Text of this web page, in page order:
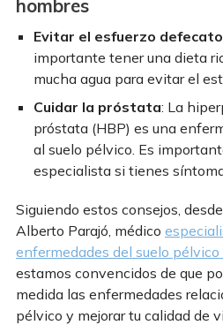
hombres
Evitar el esfuerzo
importante tener una dieta
mucha agua para evitar el
Cuidar la próstata: La
próstata (HBP) es una
al suelo pélvico. Es
especialista si tienes
Siguiendo estos consejos,
Alberto Parajó, médico
enfermedades del suelo
estamos convencidos de que
medida las enfermedades
pélvico y mejorar tu calidad de